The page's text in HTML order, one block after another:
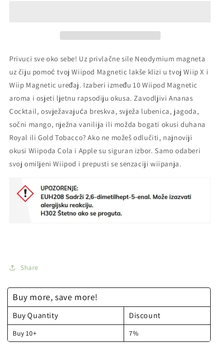
Privuci sve oko sebe! Uz privlačne sile Neodymium magneta
uz čiju pomoć tvoj Wiipod Magnetic lakše klizi u tvoj Wiip X i
Wiip Magnetic uređaj. Izaberi između 10 Wiipod Magnetic
aroma i osjeti ljetnu rapsodiju okusa. Zavodljivi Ananas
Cocktail, osvježavajuća breskva, svježa lubenica, jagoda,
sočni mango, nježna vanilija ili možda bogati okusi duhana
Royal ili Gold Tobacco? Ako ne možeš odlučiti, najnoviji
okusi Wiipoda Cola i Apple su siguran izbor. Samo odaberi
svoj omiljeni Wiipod i prepusti se senzaciji wiipanja.
Share
Buy more, save more!
Buy Quantity Discount
Buy 10+ 7%